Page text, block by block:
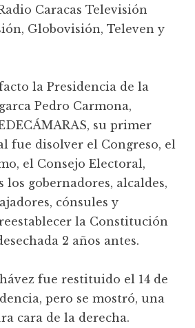
Caracas Televisión
Globovisión, Televen y
la Presidencia de la
Pedro Carmona,
su primer
fue disolver el Congreso, el
el Consejo Electoral,
gobernadores, alcaldes,
cónsules y
la Constitución
2 años antes.
fue restituido el 14 de
pero se mostró, una
cara de la derecha.